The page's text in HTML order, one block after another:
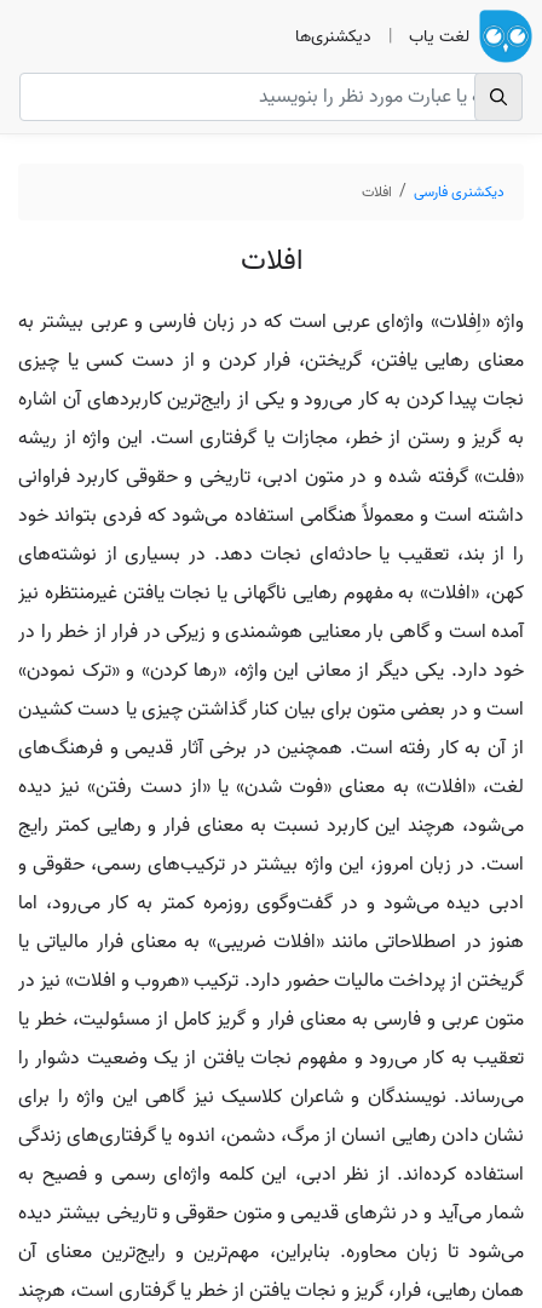
لغت یاب | دیکشنری‌ها
دیکشنری فارسی افلات
افلات
واژه «اِفلات» واژه‌ای عربی است که در زبان فارسی و عربی بیشتر به
معنای رهایی یافتن، گریختن، فرار کردن و از دست کسی یا چیزی
نجات پیدا کردن به کار می‌رود و یکی از رایج‌ترین کاربردهای آن اشاره
به گریز و رستن از خطر، مجازات یا گرفتاری است. این واژه از ریشه
«فلت» گرفته شده و در متون ادبی، تاریخی و حقوقی کاربرد فراوانی
داشته است و معمولاً هنگامی استفاده می‌شود که فردی بتواند خود
را از بند، تعقیب یا حادثه‌ای نجات دهد. در بسیاری از نوشته‌های
کهن، «افلات» به مفهوم رهایی ناگهانی یا نجات یافتن غیرمنتظره نیز
آمده است و گاهی بار معنایی هوشمندی و زیرکی در فرار از خطر را در
خود دارد. یکی دیگر از معانی این واژه، «رها کردن» و «ترک نمودن»
است و در بعضی متون برای بیان کنار گذاشتن چیزی یا دست کشیدن
از آن به کار رفته است. همچنین در برخی آثار قدیمی و فرهنگ‌های
لغت، «افلات» به معنای «فوت شدن» یا «از دست رفتن» نیز دیده
می‌شود، هرچند این کاربرد نسبت به معنای فرار و رهایی کمتر رایج
است. در زبان امروز، این واژه بیشتر در ترکیب‌های رسمی، حقوقی و
ادبی دیده می‌شود و در گفت‌وگوی روزمره کمتر به کار می‌رود، اما
هنوز در اصطلاحاتی مانند «افلات ضریبی» به معنای فرار مالیاتی یا
گریختن از پرداخت مالیات حضور دارد. ترکیب «هروب و افلات» نیز در
متون عربی و فارسی به معنای فرار و گریز کامل از مسئولیت، خطر یا
تعقیب به کار می‌رود و مفهوم نجات یافتن از یک وضعیت دشوار را
می‌رساند. نویسندگان و شاعران کلاسیک نیز گاهی این واژه را برای
نشان دادن رهایی انسان از مرگ، دشمن، اندوه یا گرفتاری‌های زندگی
استفاده کرده‌اند. از نظر ادبی، این کلمه واژه‌ای رسمی و فصیح به
شمار می‌آید و در نثرهای قدیمی و متون حقوقی و تاریخی بیشتر دیده
می‌شود تا زبان محاوره. بنابراین، مهم‌ترین و رایج‌ترین معنای آن
همان رهایی، فرار، گریز و نجات یافتن از خطر یا گرفتاری است، هرچند